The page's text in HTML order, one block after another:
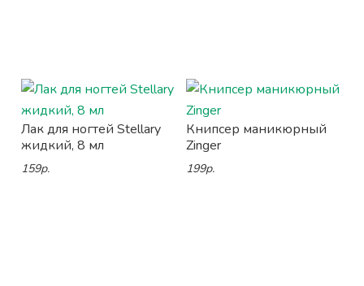
Лак для ногтей Stellary
жидкий, 8 мл
159р.
Книпсер маникюрный
Zinger
199р.